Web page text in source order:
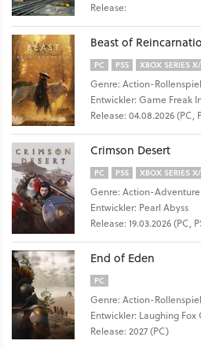
Release:
Beast of
PC PS5 XBOX SERIES
Genre: Action-Rollenspiel
Entwickler: Game Freak
Release: 04.08.2026 (PC,
Crimson Desert
PC PS5 XBOX SERIES
Genre: Action-Adventure
Entwickler: Pearl Abyss
Release: 19.03.2026 (PC,
End of Eden
PC
Genre: Action-Rollenspiel
Entwickler: Laughing Fox
Release: 2027 (PC)